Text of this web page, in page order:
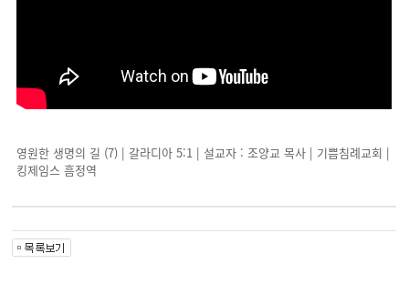
영원한 생명의 길 (7) | 갈라디아 5:1 | 설교자 : 조양교 목사 | 기쁨침례교회 |
킹제임스 흠정역